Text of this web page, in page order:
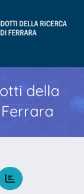
della